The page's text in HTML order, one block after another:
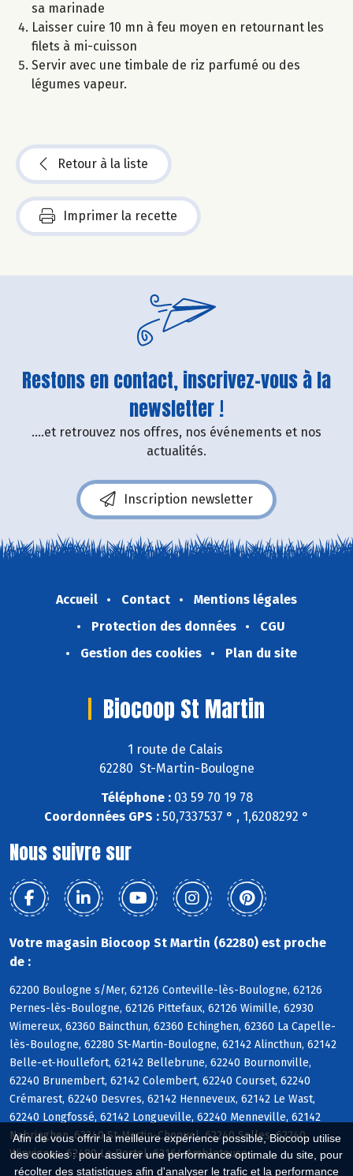
Afin de vous offrir la meilleure expérience possible, Biocoop utilise
des cookies : pour assurer une performance optimale du site, pour
récolter des statistiques afin d'analyser le trafic et la performance
sa marinade
Laisser cuire 10 mn à feu moyen en retournant les
filets à mi-cuisson
Servir avec une timbale de riz parfumé ou des
légumes vapeur.
Retour à la liste
Imprimer la recette
Restons en contact, inscrivez-vous à la
newsletter !
....et retrouvez nos offres, nos événements et nos
actualités.
Inscription newsletter
Accueil Contact
Mentions légales
Protection des données
CGU
Gestion des cookies
Plan du site
Biocoop St Martin
1 route de Calais
62280 St-Martin-Boulogne
Téléphone :03 59 70 19 78
Coordonnées GPS : 50,7337537 ° , 1,6208292 °
Nous suivre sur
Votre magasin Biocoop St Martin (62280) est proche
de :
62200 Boulogne s/Mer, 62126 Conteville-lès-Boulogne, 62126
Pernes-lès-Boulogne, 62126 Pittefaux, 62126 Wimille, 62930
Wimereux, 62360 Baincthun, 62360 Echinghen, 62360 La Capelle-
lès-Boulogne, 62280 St-Martin-Boulogne, 62142 Alincthun, 62142
Belle-et-Houllefort, 62142 Bellebrune, 62240 Bournonville,
62240 Brunembert, 62142 Colembert, 62240 Courset, 62240
Crémarest, 62240 Desvres, 62142 Henneveux, 62142 Le Wast,
62240 Longfossé, 62142 Longueville, 62240 Menneville, 62142
Nabringhen, 62240 St-Martin-Choquel, 62240 Selles, 62240
Wirwignes, 62480 Le Portel, 62164 Ambleteuse